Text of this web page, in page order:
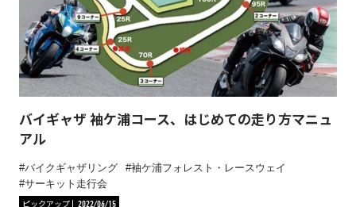
バイギャザ 袖ケ浦コース、はじめての走り方マニュ
アル
バイクギャザリング
袖ケ浦フォレスト・レースウェイ
サーキット走行会
ピックアップ
2022/06/15